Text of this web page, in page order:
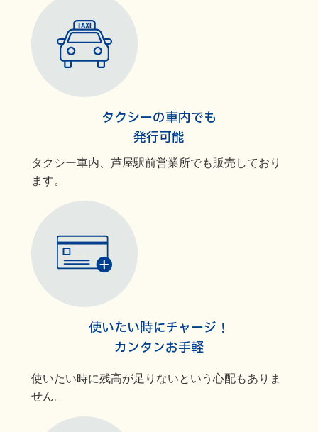
タクシーの車内でも
発行可能
タクシー車内、芦屋駅前営業所でも販売しており
ます。
使いたい時にチャージ！
カンタンお手軽
使いたい時に残高が足りないという心配もありま
せん。